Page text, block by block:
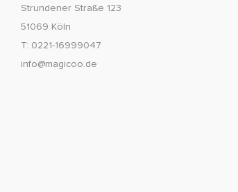
Strundener Straße 123
51069 Köln
T: 0221-16999047
info@magicoo.de